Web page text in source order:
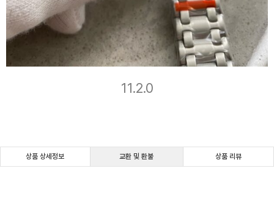
11.2.0
상품 상세정보 교환 및 환불 상품 리뷰